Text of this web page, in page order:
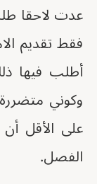
عدت لاحقا
فقط تقديم
أطلب فيها
وكوني
على الأقل
الفصل.